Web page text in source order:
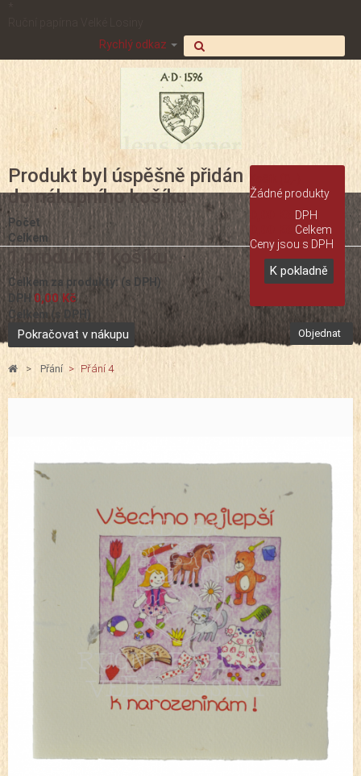
Rychlý odkaz
Žádné produkty
DPH
Celkem
Ceny jsou s DPH
K pokladně
Produkt byl úspěšně přidán
do nákupního košíku
Počet
Celkem
1 produkt v košíku.
Celkem za produkty: (s DPH)
DPH 0,00 Kč
Celkem (s DPH)
Pokračovat v nákupu Objednat
> Přání > Přání 4